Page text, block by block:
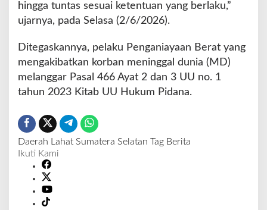
hingga tuntas sesuai ketentuan yang berlaku,”
ujarnya, pada Selasa (2/6/2026).
Ditegaskannya, pelaku Penganiayaan Berat yang
mengakibatkan korban meninggal dunia (MD)
melanggar Pasal 466 Ayat 2 dan 3 UU no. 1
tahun 2023 Kitab UU Hukum Pidana.
Daerah Lahat Sumatera Selatan Tag Berita
Ikuti Kami